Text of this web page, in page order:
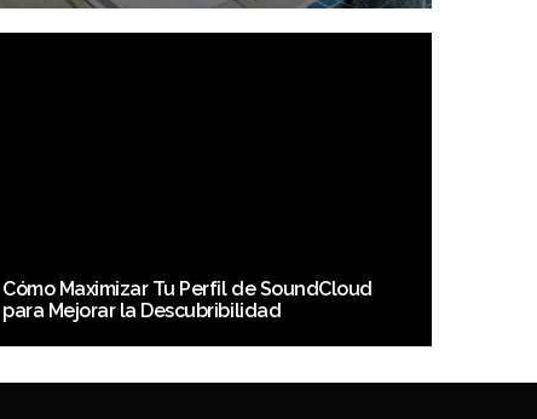
Cómo Maximizar Tu Perfil de SoundCloud
para Mejorar la Descubribilidad